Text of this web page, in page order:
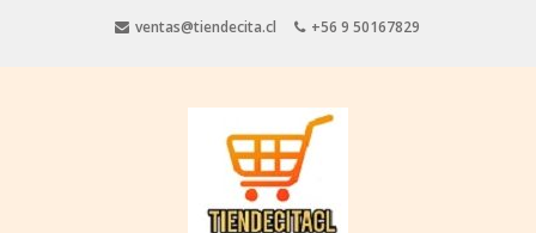
ventas@tiendecita.cl +56 9 50167829